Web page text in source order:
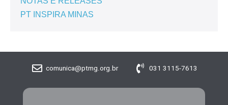
PT INSPIRA MINAS
comunica@ptmg.org.br 031 3115-7613